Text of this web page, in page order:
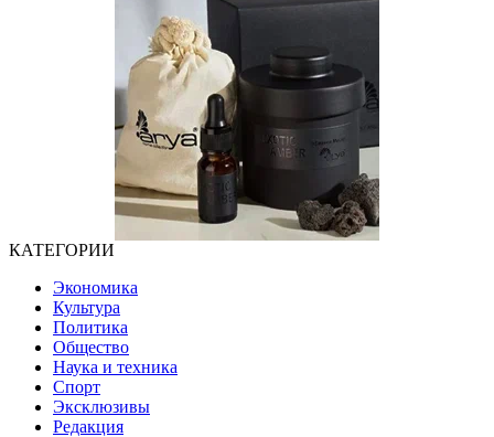
КАТЕГОРИИ
Экономика
Культура
Политика
Общество
Наука и техника
Спорт
Эксклюзивы
Редакция